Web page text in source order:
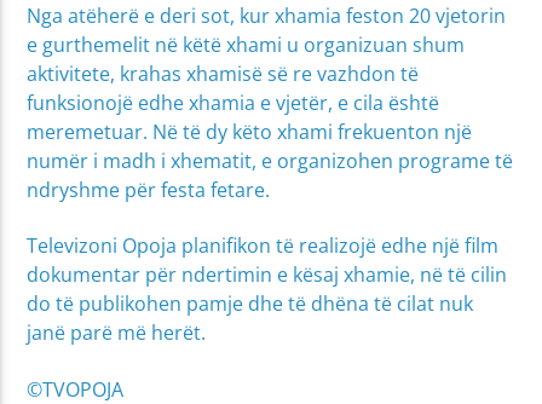
Nga atëherë e deri sot, kur xhamia feston 20 vjetorin
e gurthemelit në këtë xhami u organizuan shum
aktivitete, krahas xhamisë së re vazhdon të
funksionojë edhe xhamia e vjetër, e cila është
meremetuar. Në të dy këto xhami frekuenton një
numër i madh i xhematit, e organizohen programe të
ndryshme për festa fetare.
Televizoni Opoja planifikon të realizojë edhe një film
dokumentar për ndertimin e kësaj xhamie, në të cilin
do të publikohen pamje dhe të dhëna të cilat nuk
janë parë më herët.
©TVOPOJA